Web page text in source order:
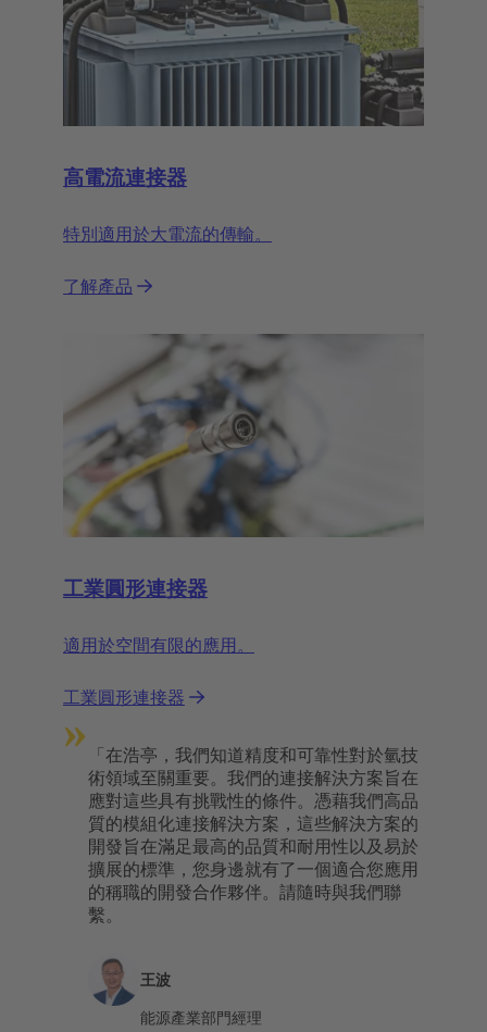
高電流連接器
特別適用於大電流的傳輸。
了解產品
工業圓形連接器
適用於空間有限的應用。
工業圓形連接器
»
「在浩亭，我們知道精度和可靠性對於氫技
術領域至關重要。我們的連接解決方案旨在
應對這些具有挑戰性的條件。憑藉我們高品
質的模組化連接解決方案，這些解決方案的
開發旨在滿足最高的品質和耐用性以及易於
擴展的標準，您身邊就有了一個適合您應用
的稱職的開發合作夥伴。請隨時與我們聯
繫。
王波
能源產業部門經理